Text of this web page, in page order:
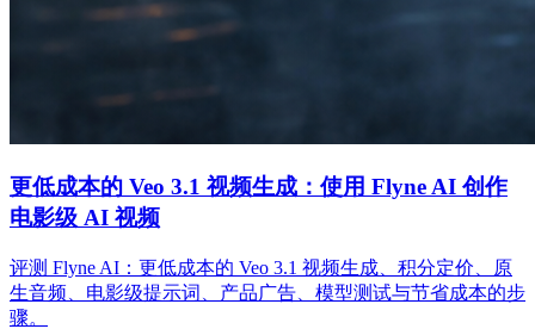
更低成本的 Veo 3.1 视频生成：使用 Flyne AI 创作
电影级 AI 视频
评测 Flyne AI：更低成本的 Veo 3.1 视频生成、积分定价、原
生音频、电影级提示词、产品广告、模型测试与节省成本的步
骤。